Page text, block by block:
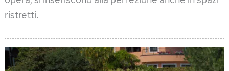
ristretti.